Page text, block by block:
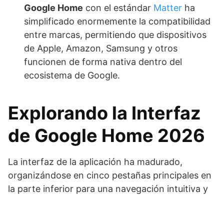
Google Home con el estándar Matter ha
simplificado enormemente la compatibilidad
entre marcas, permitiendo que dispositivos
de Apple, Amazon, Samsung y otros
funcionen de forma nativa dentro del
ecosistema de Google.
Explorando la Interfaz
de Google Home 2026
La interfaz de la aplicación ha madurado,
organizándose en cinco pestañas principales en
la parte inferior para una navegación intuitiva y